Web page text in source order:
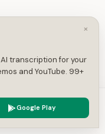
×
transcription for your
and YouTube. 99+
Google Play